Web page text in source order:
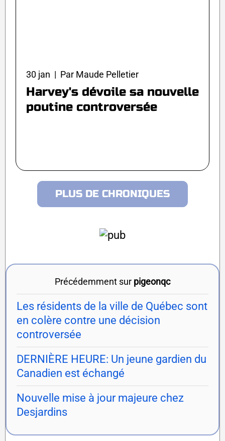
30 jan | Par Maude Pelletier
Harvey's dévoile sa nouvelle
poutine controversée
PLUS DE CHRONIQUES
Précédemment sur pigeonqc
Les résidents de la ville de Québec sont
en colère contre une décision
controversée
DERNIÈRE HEURE: Un jeune gardien du
Canadien est échangé
Nouvelle mise à jour majeure chez
Desjardins